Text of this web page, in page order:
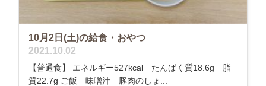
10月2日(土)の給食・おやつ
2021.10.02
【普通食】 エネルギー527kcal たんぱく質18.6g 脂
質22.7g ご飯 味噌汁 豚肉のしょ...